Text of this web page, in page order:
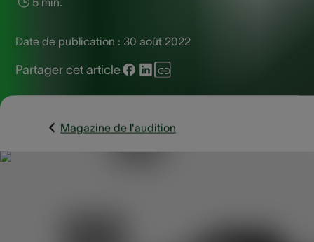
Date de publication : 30 août 2022
Partager cet article
Magazine de l'audition